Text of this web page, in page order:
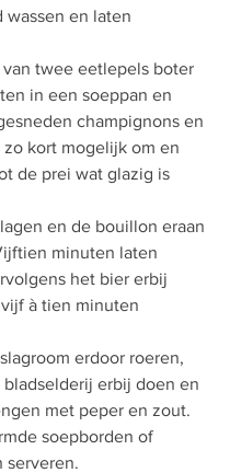
wassen en laten
van twee eetlepels boter
in een soeppan en
champignons en
kort mogelijk om en
de prei wat glazig is
en de bouillon eraan
minuten laten
het bier erbij
à tien minuten
erdoor roeren,
erbij doen en
met peper en zout.
soepborden of
serveren.